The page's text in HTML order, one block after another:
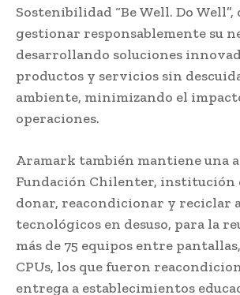
Sostenibilidad “Be Well. Do Well”,
gestionar responsablemente su
desarrollando soluciones
productos y servicios sin
ambiente, minimizando el
operaciones.
Aramark también mantiene una
Fundación Chilenter, institución
donar, reacondicionar y reciclar
tecnológicos en desuso, para la
más de 75 equipos entre
CPUs, los que fueron
entrega a establecimientos